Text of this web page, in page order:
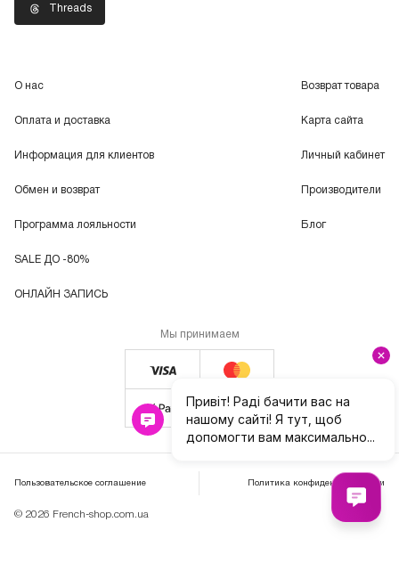
Threads
О нас
Оплата и доставка
Информация для клиентов
Обмен и возврат
Программа лояльности
SALE ДО -80%
ОНЛАЙН ЗАПИСЬ
Возврат товара
Карта сайта
Личный кабинет
Производители
Блог
Мы принимаем
© 2026 French-shop.com.ua
Пользовательское соглашение Политика конфиденциальности